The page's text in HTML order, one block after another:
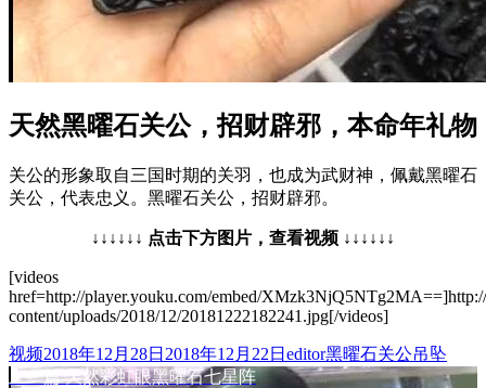
天然黑曜石关公，招财辟邪，本命年礼物
关公的形象取自三国时期的关羽，也成为武财神，佩戴黑曜石
关公，代表忠义。黑曜石关公，招财辟邪。
↓↓↓↓↓↓ 点击下方图片，查看视频 ↓↓↓↓↓↓
[videos
href=http://player.youku.com/embed/
content/uploads/2018/12/20181222182241.jpg[/videos]
格
式
视频发
布
2018年12月28日 2018年12月22日 作
者
editor分
类
黑曜石关公吊坠
上一篇上
天然彩虹眼黑曜石七星阵